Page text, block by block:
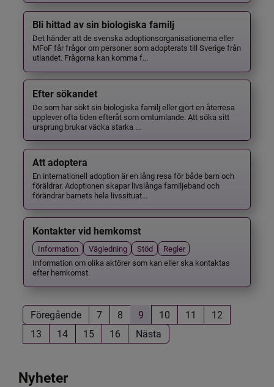
Bli hittad av sin biologiska familj
Det händer att de svenska adoptionsorganisationerna eller
MFoF får frågor om personer som adopterats till Sverige från
utlandet. Frågorna kan komma f...
Efter sökandet
De som har sökt sin biologiska familj eller gjort en återresa
upplever ofta tiden efteråt som omtumlande. Att söka sitt
ursprung brukar väcka starka ...
Att adoptera
En internationell adoption är en lång resa för både barn och
föräldrar. Adoptionen skapar livslånga familjeband och
förändrar barnets hela livssituat...
Kontakter vid hemkomst
Information Vägledning Stöd
Regler
Information om olika aktörer som kan eller ska kontaktas
efter hemkomst.
Föregående 7 8 9 10 11
12
13
14 15 16 Nästa
Nyheter